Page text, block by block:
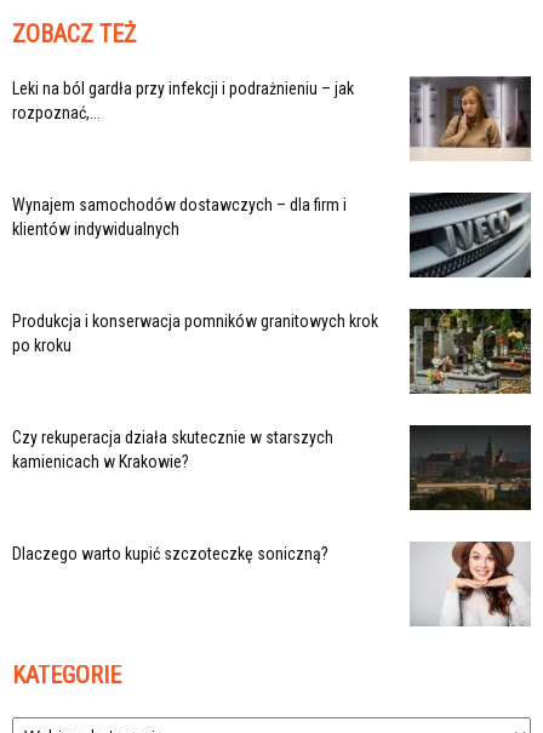
ZOBACZ TEŻ
Leki na ból gardła przy infekcji i podrażnieniu – jak
rozpoznać,...
Wynajem samochodów dostawczych – dla firm i
klientów indywidualnych
Produkcja i konserwacja pomników granitowych krok
po kroku
Czy rekuperacja działa skutecznie w starszych
kamienicach w Krakowie?
Dlaczego warto kupić szczoteczkę soniczną?
KATEGORIE
Kategorie